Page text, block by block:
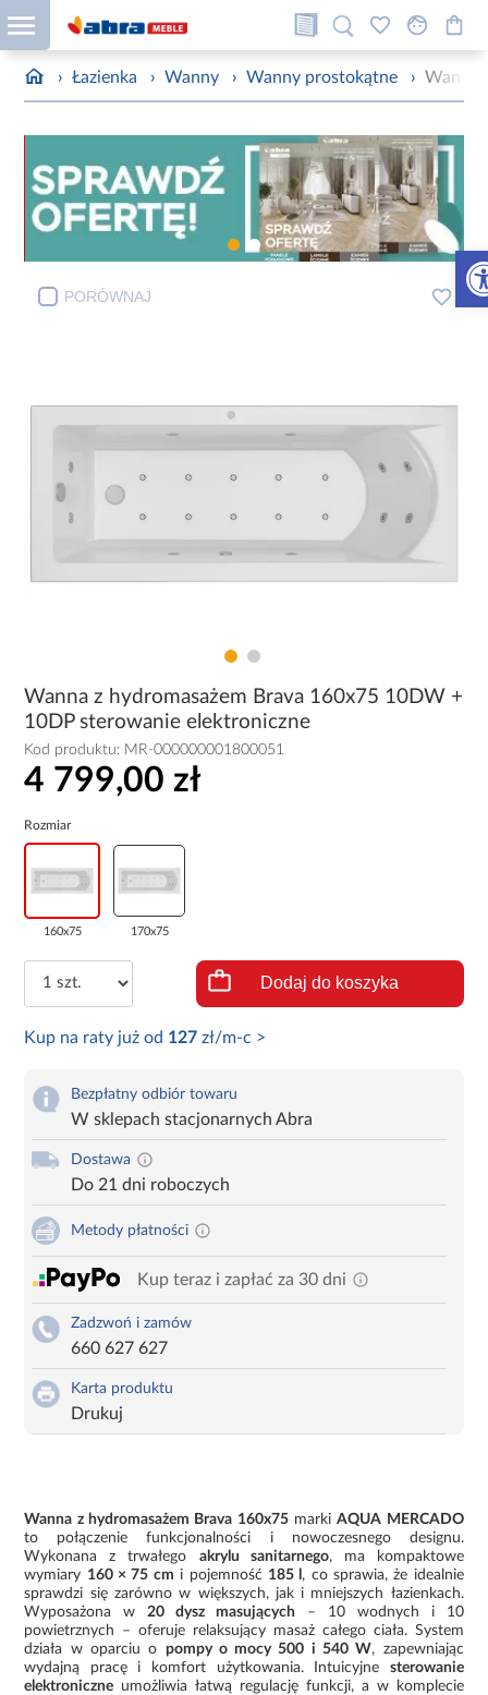
› Łazienka › Wanny › Wanny prostokątne › Wanna
PORÓWNAJ
Wanna z hydromasażem Brava 160x75 10DW +
10DP sterowanie elektroniczne
Kod produktu: MR-000000001800051
4 799,00 zł
Rozmiar
160x75 170x75
Dodaj do koszyka
Kup na raty już od 127 zł/m-c >
Bezpłatny odbiór towaru
W sklepach stacjonarnych Abra
Dostawa
Do 21 dni roboczych
Metody płatności
Kup teraz i zapłać za 30 dni
Zadzwoń i zamów
660 627 627
Karta produktu
Drukuj
Wanna z hydromasażem Brava 160x75markiAQUA MERCADO
to połączenie funkcjonalności i nowoczesnego designu.
Wykonana z trwałego akrylu sanitarnego, ma kompaktowe
wymiary 160 × 75 cm i pojemność 185 l , co sprawia, że idealnie
sprawdzi się zarówno w większych, jak i mniejszych łazienkach.
Wyposażona w20 dysz masujących – 10 wodnych i 10
powietrznych – oferuje relaksujący masaż całego ciała. System
działa w oparciu o pompy o mocy 500 i 540 W, zapewniając
wydajną pracę i komfort użytkowania. Intuicyjne sterowanie
elektroniczne umożliwia łatwą regulację funkcji, a w komplecie